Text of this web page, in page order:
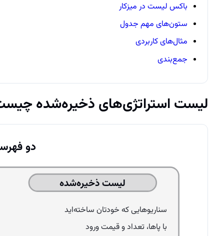
باکس لیست در میزکار
ستون‌های مهم جدول
مثال‌های کاربردی
جمع‌بندی
لیست استراتژی‌های ذخیره‌شده
دو
لیست ذخیره‌شده
سناریوهایی که خودتان ساخته‌اید
با پاها، تعداد و قیمت ورود